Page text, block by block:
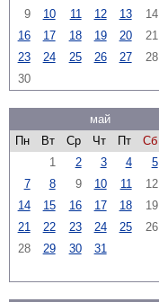
9
10 11 12 13 14
16
17 18 19 20 21
23
24 25 26 27 28
30
май
Пн
Вт Ср Чт Пт Сб
1
2 3 4 5
7
8 9 10 11 12
14
15 16 17 18 19
21
22 23 24 25 26
28
29 30 31